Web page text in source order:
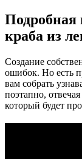
Подробная
краба из
Создание
ошибок. Но есть
вам собрать
поэтапно,
который будет